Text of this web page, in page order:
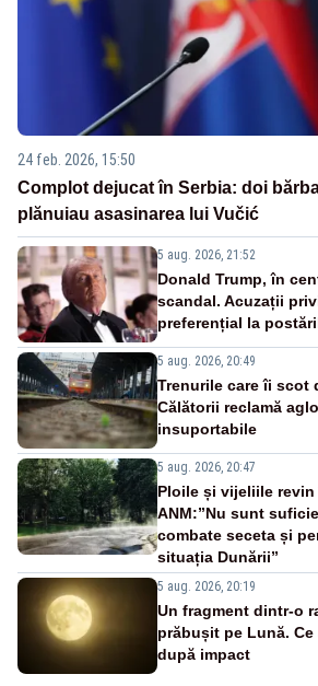
24 feb. 2026, 15:50
Complot dejucat în Serbia: doi
plănuiau asasinarea lui Vučić
5 aug. 2026, 21:52
Donald Trump, în
scandal. Acuzații
preferențial la
5 aug. 2026, 20:49
Trenurile care îi scot
Călătorii reclamă
insuportabile
5 aug. 2026, 20:47
Ploile și vijeliile revin
ANM:”Nu sunt
combate seceta și
situația Dunării”
5 aug. 2026, 20:19
Un fragment dintr-o
prăbușit pe Lună.
după impact